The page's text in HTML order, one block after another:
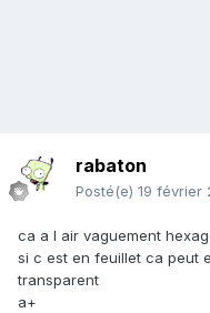
rabaton
Posté(e) 19 février
ca a l air vaguement
si c est en feuillet ca peut
transparent
a+